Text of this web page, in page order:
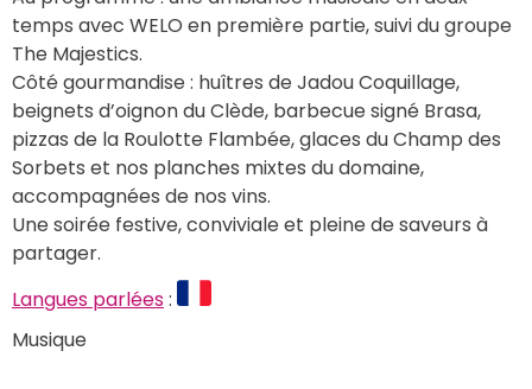
temps avec WELO en première partie, suivi du groupe
The Majestics.
Côté gourmandise : huîtres de Jadou Coquillage,
beignets d’oignon du Clède, barbecue signé Brasa,
pizzas de la Roulotte Flambée, glaces du Champ des
Sorbets et nos planches mixtes du domaine,
accompagnées de nos vins.
Une soirée festive, conviviale et pleine de saveurs à
partager.
Langues parlées :
Musique